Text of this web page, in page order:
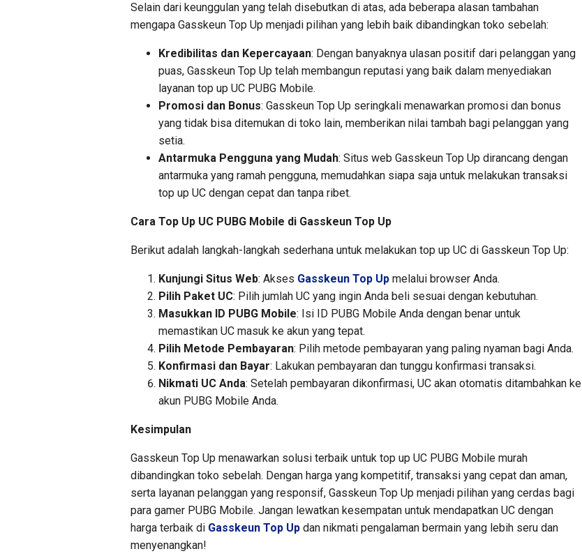
Selain dari keunggulan yang telah disebutkan di atas, ada beberapa alasan tambahan
mengapa Gasskeun Top Up menjadi pilihan yang lebih baik dibandingkan toko sebelah:
Kredibilitas dan Kepercayaan: Dengan banyaknya ulasan positif dari pelanggan yang
puas, Gasskeun Top Up telah membangun reputasi yang baik dalam menyediakan
layanan top up UC PUBG Mobile.
Promosi dan Bonus: Gasskeun Top Up seringkali menawarkan promosi dan bonus
yang tidak bisa ditemukan di toko lain, memberikan nilai tambah bagi pelanggan yang
setia.
Antarmuka Pengguna yang Mudah: Situs web Gasskeun Top Up dirancang dengan
antarmuka yang ramah pengguna, memudahkan siapa saja untuk melakukan transaksi
top up UC dengan cepat dan tanpa ribet.
Cara Top Up UC PUBG Mobile di Gasskeun Top Up
Berikut adalah langkah-langkah sederhana untuk melakukan top up UC di Gasskeun Top Up:
Kunjungi Situs Web: Akses Gasskeun Top Up melalui browser Anda.
Pilih Paket UC: Pilih jumlah UC yang ingin Anda beli sesuai dengan kebutuhan.
Masukkan ID PUBG Mobile: Isi ID PUBG Mobile Anda dengan benar untuk
memastikan UC masuk ke akun yang tepat.
Pilih Metode Pembayaran: Pilih metode pembayaran yang paling nyaman bagi Anda.
Konfirmasi dan Bayar: Lakukan pembayaran dan tunggu konfirmasi transaksi.
Nikmati UC Anda: Setelah pembayaran dikonfirmasi, UC akan otomatis ditambahkan ke
akun PUBG Mobile Anda.
Kesimpulan
Gasskeun Top Up menawarkan solusi terbaik untuk top up UC PUBG Mobile murah
dibandingkan toko sebelah. Dengan harga yang kompetitif, transaksi yang cepat dan aman,
serta layanan pelanggan yang responsif, Gasskeun Top Up menjadi pilihan yang cerdas bagi
para gamer PUBG Mobile. Jangan lewatkan kesempatan untuk mendapatkan UC dengan
harga terbaik di Gasskeun Top Up dan nikmati pengalaman bermain yang lebih seru dan
menyenangkan!